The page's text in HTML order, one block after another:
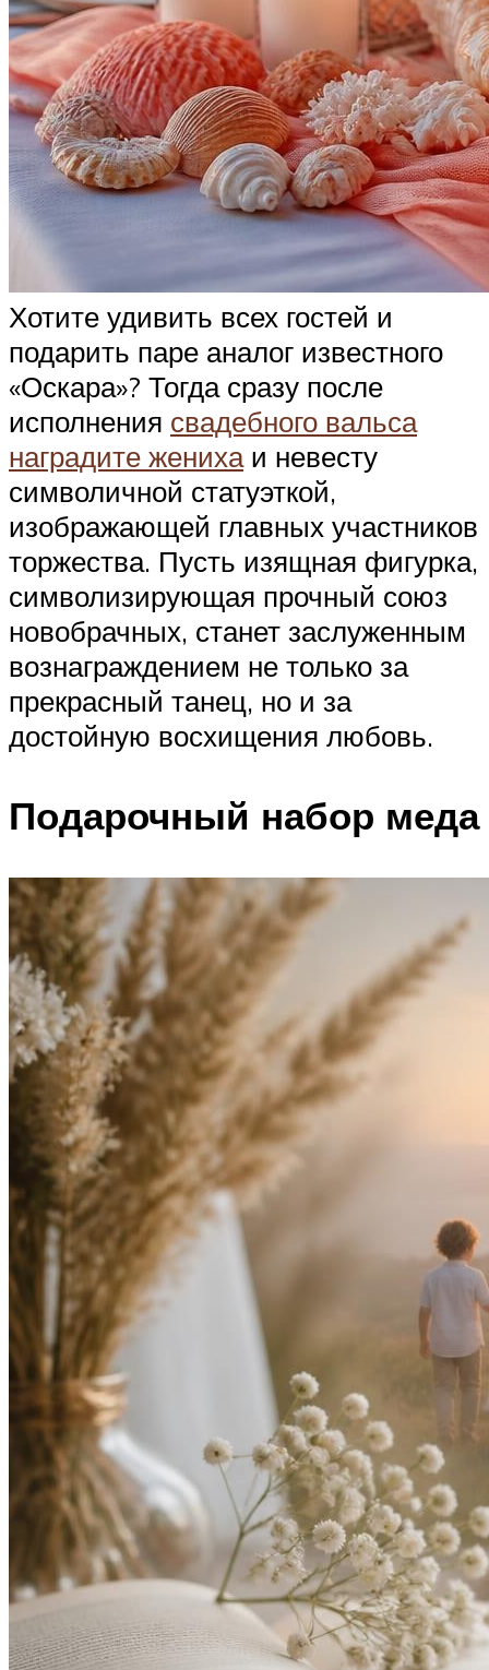
Хотите удивить всех гостей и
подарить паре аналог известного
«Оскара»? Тогда сразу после
исполнения свадебного вальса
наградите женихаи невесту
символичной статуэткой,
изображающей главных участников
торжества. Пусть изящная фигурка,
символизирующая прочный союз
новобрачных, станет заслуженным
вознаграждением не только за
прекрасный танец, но и за
достойную восхищения любовь.
Подарочный набор меда